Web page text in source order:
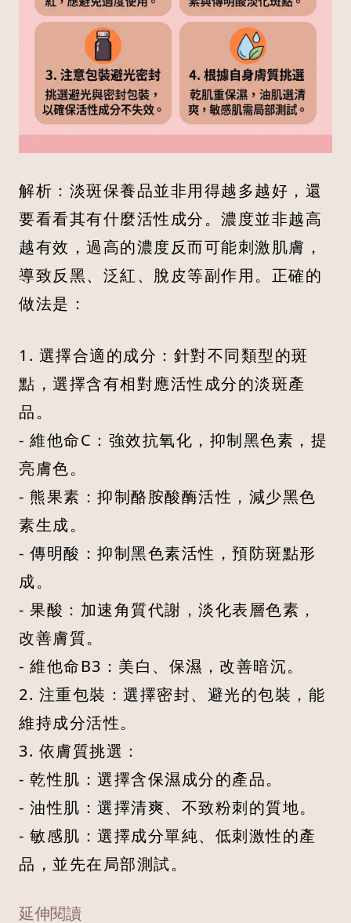
解析：淡斑保養品並非用得越多越好，還
要看看其有什麼活性成分。濃度並非越高
越有效，過高的濃度反而可能刺激肌膚，
導致反黑、泛紅、脫皮等副作用。正確的
做法是：
1. 選擇合適的成分：針對不同類型的斑
點，選擇含有相對應活性成分的淡斑產
品。
- 維他命C：強效抗氧化，抑制黑色素，提
亮膚色。
- 熊果素：抑制酪胺酸酶活性，減少黑色
素生成。
- 傳明酸：抑制黑色素活性，預防斑點形
成。
- 果酸：加速角質代謝，淡化表層色素，
改善膚質。
- 維他命B3：美白、保濕，改善暗沉。
2. 注重包裝：選擇密封、避光的包裝，能
維持成分活性。
3. 依膚質挑選：
- 乾性肌：選擇含保濕成分的產品。
- 油性肌：選擇清爽、不致粉刺的質地。
- 敏感肌：選擇成分單純、低刺激性的產
品，並先在局部測試。
延伸閱讀